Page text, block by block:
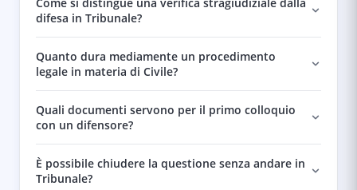
difesa in Tribunale?
Quanto dura mediamente un procedimento
legale in materia di Civile?
Quali documenti servono per il primo colloquio
con un difensore?
È possibile chiudere la questione senza andare in
Tribunale?